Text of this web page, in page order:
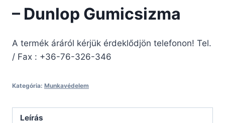
– Dunlop Gumicsizma
A termék áráról kérjük érdeklődjön telefonon! Tel.
/ Fax : +36-76-326-346
Kategória: Munkavédelem
Leírás